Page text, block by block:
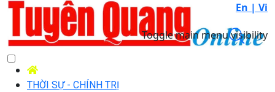
En | Vi
Toggle main menu visibility
THỜI SỰ - CHÍNH TRỊ